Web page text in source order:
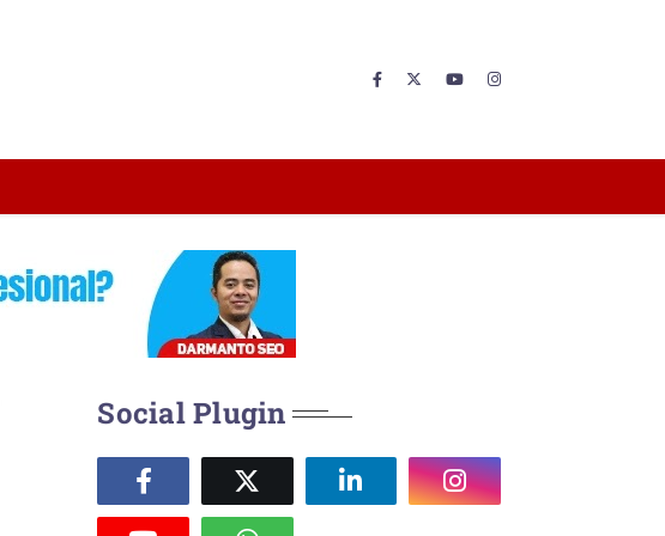
Social Plugin